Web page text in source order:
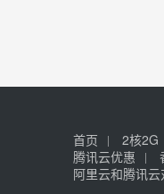
首页 2核2G
腾讯云优惠
阿里云和腾讯